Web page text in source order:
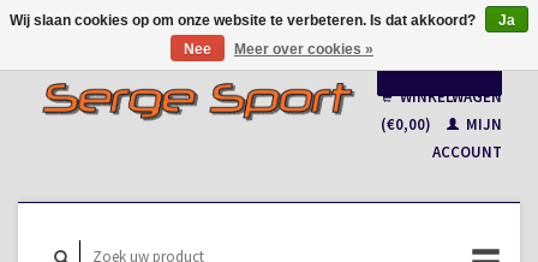
Français
WINKELWAGEN
(€0,00)
MIJN
ACCOUNT
Wij slaan cookies op om onze website te verbeteren. Is dat akkoord?
Ja
Nee
Meer over cookies »